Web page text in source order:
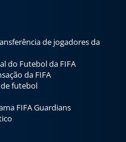
de jogadores da
do Futebol da FIFA
da FIFA
de futebol
FIFA Guardians